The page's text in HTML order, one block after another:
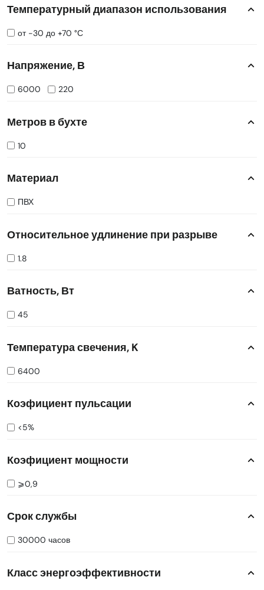
Температурный диапазон использования
от -30 до +70 °С
Напряжение, В
6000 220
Метров в бухте
10
Материал
ПВХ
Относительное удлинение при разрыве
1.8
Ватность, Вт
45
Температура свечения, K
6400
Коэфициент пульсации
<5%
Коэфициент мощности
⩾0,9
Срок службы
30000 часов
Класс энергоэффективности